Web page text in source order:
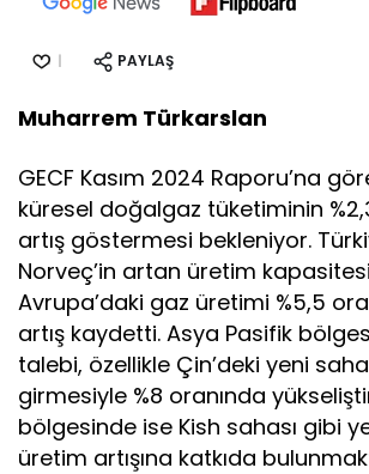
PAYLAŞ
Muharrem Türkarslan
GECF Kasım 2024 Raporu’na
küresel doğalgaz tüketiminin
artış göstermesi bekleniyor.
Norveç’in artan üretim
Avrupa’daki gaz üretimi %5,5
artış kaydetti. Asya Pasifik
talebi, özellikle Çin’deki yeni
girmesiyle %8 oranında
bölgesinde ise Kish sahası gibi
üretim artışına katkıda